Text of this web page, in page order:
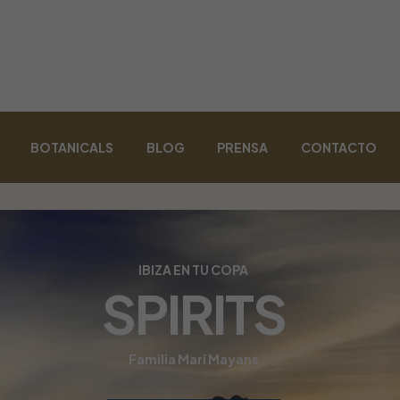
BOTANICALS BLOG PRENSA CONTACTO
IBIZA EN TU COPA
SPIRITS
Familia Marí Mayans